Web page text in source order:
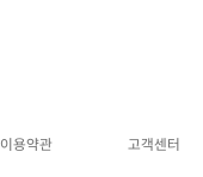
이용약관 고객센터